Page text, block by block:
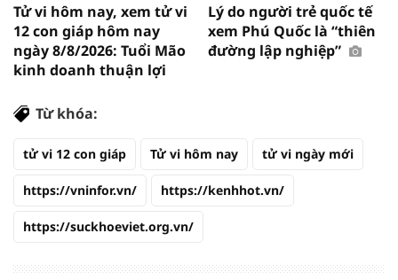
Tử vi hôm nay, xem tử vi
12 con giáp hôm nay
ngày 8/8/2026: Tuổi Mão
kinh doanh thuận lợi
Lý do người trẻ quốc tế
xem Phú Quốc là “thiên
đường lập nghiệp”
Từ khóa:
tử vi 12 con giáp Tử vi hôm nay tử vi ngày mới
https://vninfor.vn/ https://kenhhot.vn/
https://suckhoeviet.org.vn/